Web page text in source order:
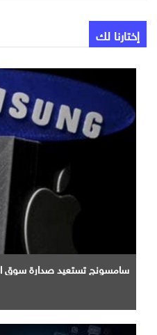
إختارنا لك
سامسونج تستعيد صدارة سوق